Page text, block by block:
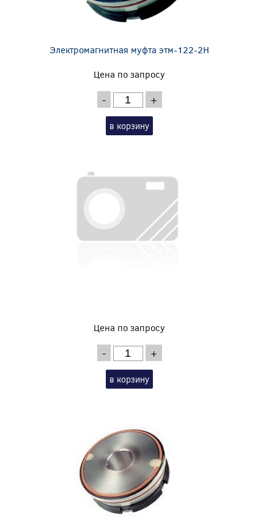
Электромагнитная муфта этм-122-2Н
Цена по запросу
- +
в корзину
Цена по запросу
- +
в корзину